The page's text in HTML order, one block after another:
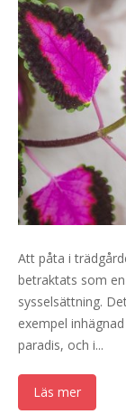
Att påta i
betraktats som
sysselsättning.
exempel
paradis, och i...
Läs mer